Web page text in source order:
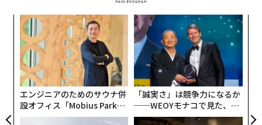
エンジニアのためのサウナ併
設オフィス「Mobius Park」
がオープン──タマディック
「誠実さ」は競争力になるか
──WEOYモナコで見た、く
ら寿司の経営哲学